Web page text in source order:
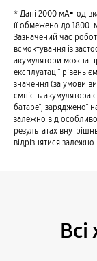
* Дані 2000 мА•год
її обмежено до 1800
Зазначений час
всмоктування із
акумулятори можна
експлуатації рівень
значення (за умови
ємність
батареї, зарядженої
залежно від
результатах
відрізнятися залежно